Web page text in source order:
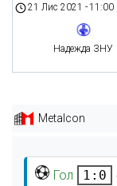
21 Лис 2021 -11:00
Надежда ЗНУ
Metalcon
Гол 1:0